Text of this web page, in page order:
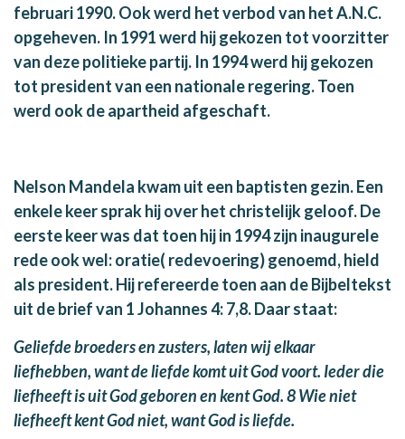
februari 1990. Ook werd het verbod van het A.N.C.
opgeheven. In 1991 werd hij gekozen tot voorzitter
van deze politieke partij. In 1994 werd hij gekozen
tot president van een nationale regering. Toen
werd ook de apartheid afgeschaft.
Nelson Mandela kwam uit een baptisten gezin. Een
enkele keer sprak hij over het christelijk geloof. De
eerste keer was dat toen hij in 1994 zijn inaugurele
rede ook wel: oratie( redevoering) genoemd, hield
als president. Hij refereerde toen aan de Bijbeltekst
uit de brief van 1 Johannes 4: 7,8. Daar staat:
Geliefde broeders en zusters, laten wij elkaar
liefhebben, want de liefde komt uit God voort. Ieder die
liefheeft is uit God geboren en kent God. 8 Wie niet
liefheeft kent God niet, want God is liefde.